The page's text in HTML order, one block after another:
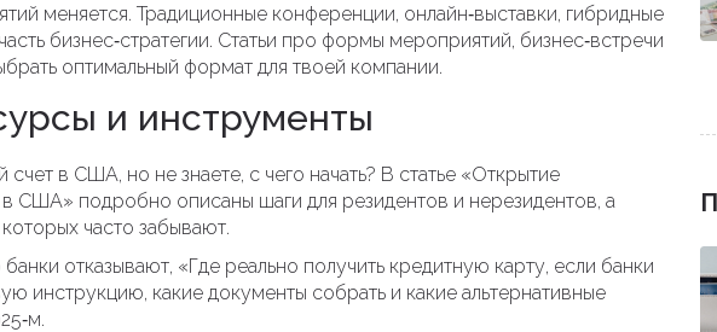
меняется. Традиционные конференции, онлайн‑выставки, гибридные
бизнес‑стратегии. Статьи про формы мероприятий, бизнес‑встречи
оптимальный формат для твоей компании.
и инструменты
счет в США, но не знаете, с чего начать? В статье «Открытие
в США» подробно описаны шаги для резидентов и нерезидентов, а
часто забывают.
отказывают, «Где реально получить кредитную карту, если банки
инструкцию, какие документы собрать и какие альтернативные